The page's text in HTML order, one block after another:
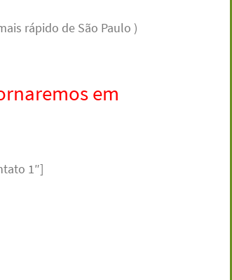
rápido de São Paulo )
em
1″]